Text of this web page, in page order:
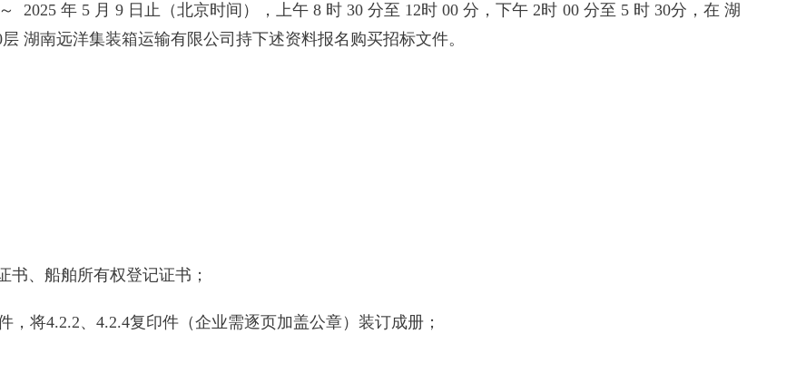
2025 年 5 月 9 日止（北京时间），上午 8 时 30 分至 12时 00 分，下午 2时 00 分至 5 时 30分，在 湖
湖南远洋集装箱运输有限公司持下述资料报名购买招标文件。
书、船舶所有权登记证书；
，将4.2.2、4.2.4复印件（企业需逐页加盖公章）装订成册；